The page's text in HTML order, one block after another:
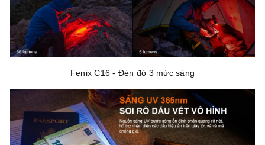
Fenix C16 - Đèn đỏ 3 mức sáng